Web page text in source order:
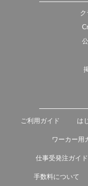
ご利用ガイド は
ワーカー用
仕事受発注ガイ
手数料について